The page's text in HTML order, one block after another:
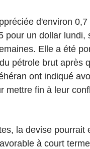
d'environ 0,7
pour un dollar lundi,
Elle a été
pétrole brut après
ont indiqué
mettre fin à leur
la devise pourrait
à court